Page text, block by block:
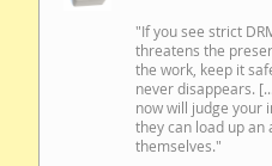
"If you see strict
threatens the
the work, keep it
never disappears.
now will judge your
they can load up
themselves."